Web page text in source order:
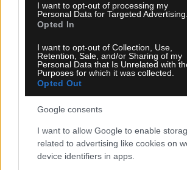
I want to opt-out of processing my
Personal Data for Targeted Advertising.
Opted In
I want to opt-out of Collection, Use,
Retention, Sale, and/or Sharing of my
Personal Data that Is Unrelated with
Purposes for which it was collected.
Opted Out
Google consents
I want to allow Google to enable
related to advertising like cookies on
device identifiers in apps.
09.08.2026, 11:20
ΑΕΚ: Με τη νέα φανέλα στο Super
στον ΟΦΗ